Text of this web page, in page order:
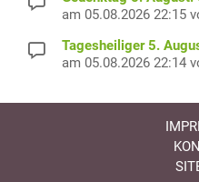
am 05.08.2026 22:15
Tagesheiliger 5.
am 05.08.2026 22:14